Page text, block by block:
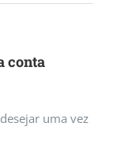
conta
uma vez